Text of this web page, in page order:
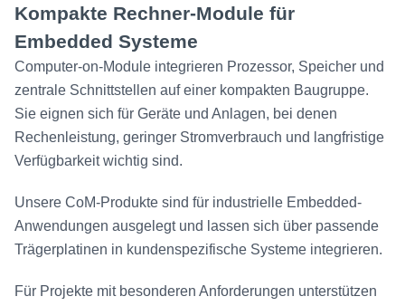
Kompakte Rechner-Module für
Embedded Systeme
Computer-on-Module integrieren Prozessor, Speicher und
zentrale Schnittstellen auf einer kompakten Baugruppe.
Sie eignen sich für Geräte und Anlagen, bei denen
Rechenleistung, geringer Stromverbrauch und langfristige
Verfügbarkeit wichtig sind.
Unsere CoM-Produkte sind für industrielle Embedded-
Anwendungen ausgelegt und lassen sich über passende
Trägerplatinen in kundenspezifische Systeme integrieren.
Für Projekte mit besonderen Anforderungen unterstützen